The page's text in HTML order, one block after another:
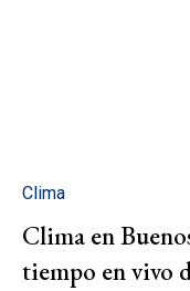
Clima
Clima en
tiempo en vivo